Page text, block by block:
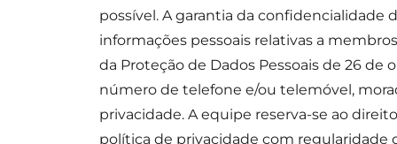
possível. A garantia da confidencialidade
informações pessoais relativas a
da Proteção de Dados Pessoais de 26 de
número de telefone e/ou telemóvel,
privacidade. A equipe reserva-se ao
política de privacidade com regularidade